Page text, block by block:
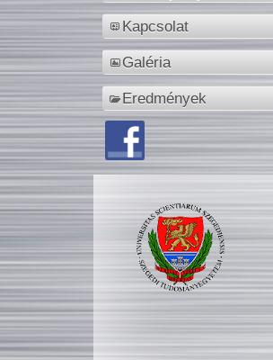
Kapcsolat
Galéria
Eredmények